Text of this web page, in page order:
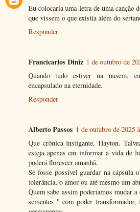
Eu colocaria uma letra de uma canção
que vissem o que existia além do
Responder
Francicarlos Diniz 1 de outubro de
Quando tudo estiver na nuvem,
encapsulado na eternidade.
Responder
Alberto Passos 1 de outubro de 2025
Que crônica instigante, Hayton.
esteja apenas em informar a vida de
poderá florescer amanhã.
Se fosse possível guardar na cápsula
tolerância, o amor ou até mesmo um
Quem sabe assim poderíamos mudar
sementes " com poder transformador,